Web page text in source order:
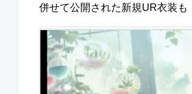
併せて公開された新規UR衣装